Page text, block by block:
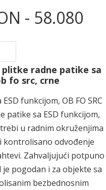
- 58.080
plitke radne patike sa
fo src, crne
funkcijom, OB FO SRC
patike sa ESD funkcijom,
u radnim okruženjima
kontrolisano odvođenje
Zahvaljujući potpuno
pogodan i za objekte sa
bezbednosnim